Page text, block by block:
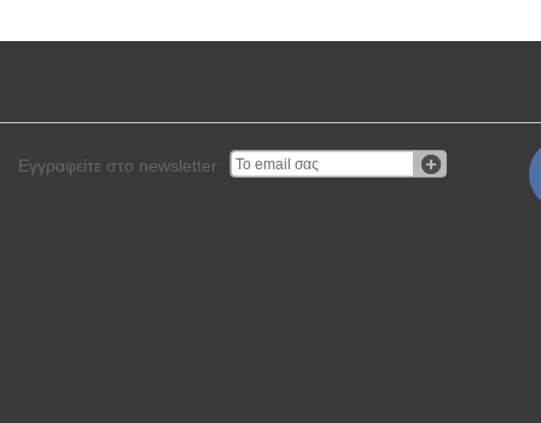
Εγγραφείτε στο newsletter